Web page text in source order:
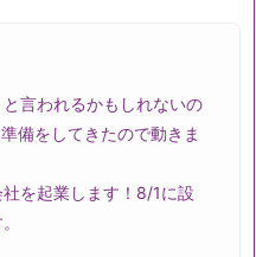
言われるかもしれないの
備をしてきたので動きま
を起業します！8/1に設